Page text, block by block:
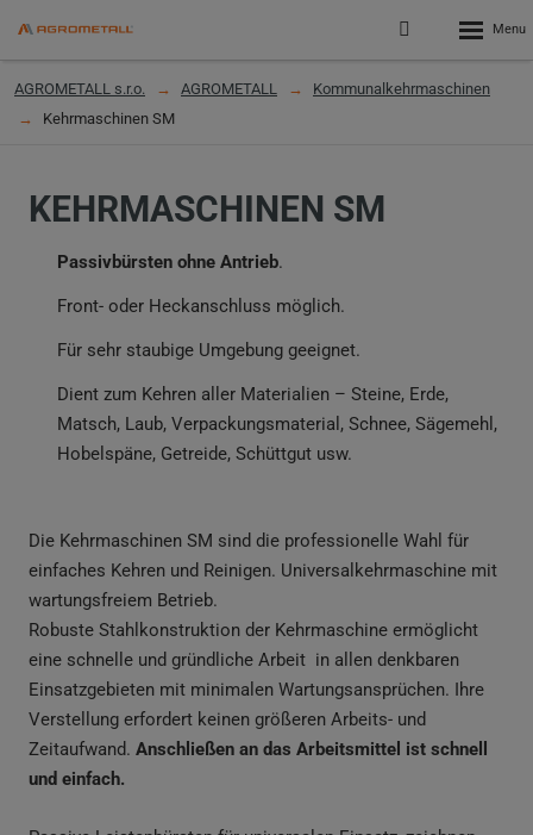
Přihlášení
do
klienstké
menu
AGROMETALL s.r.o. AGROMETALL
Kommunalkehrmaschinen
Kehrmaschinen SM
KEHRMASCHINEN SM
Passivbürsten ohne Antrieb.
Front- oder Heckanschluss möglich.
Für sehr staubige Umgebung geeignet.
Dient zum Kehren aller Materialien – Steine, Erde,
Matsch, Laub, Verpackungsmaterial, Schnee, Sägemehl,
Hobelspäne, Getreide, Schüttgut usw.
Die Kehrmaschinen SM sind die professionelle Wahl für
einfaches Kehren und Reinigen. Universalkehrmaschine mit
wartungsfreiem Betrieb.
Robuste Stahlkonstruktion der Kehrmaschine ermöglicht
eine schnelle und gründliche Arbeit in allen denkbaren
Einsatzgebieten mit minimalen Wartungsansprüchen. Ihre
Verstellung erfordert keinen größeren Arbeits- und
Zeitaufwand. Anschließen an das Arbeitsmittel ist schnell
und einfach.